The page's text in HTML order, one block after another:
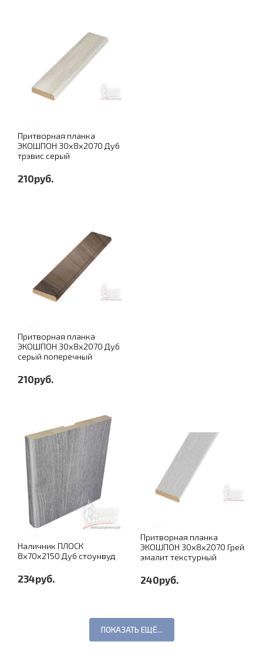
Притворная планка
ЭКОШПОН 30х8х2070 Дуб
трэвис серый
210руб.
Притворная планка
ЭКОШПОН 30х8х2070 Дуб
серый поперечный
210руб.
Наличник ПЛОСК
8х70х2150 Дуб стоунвуд
234руб.
Притворная планка
ЭКОШПОН 30х8х2070 Грей
эмалит текстурный
240руб.
ПОКАЗАТЬ ЕЩЁ...